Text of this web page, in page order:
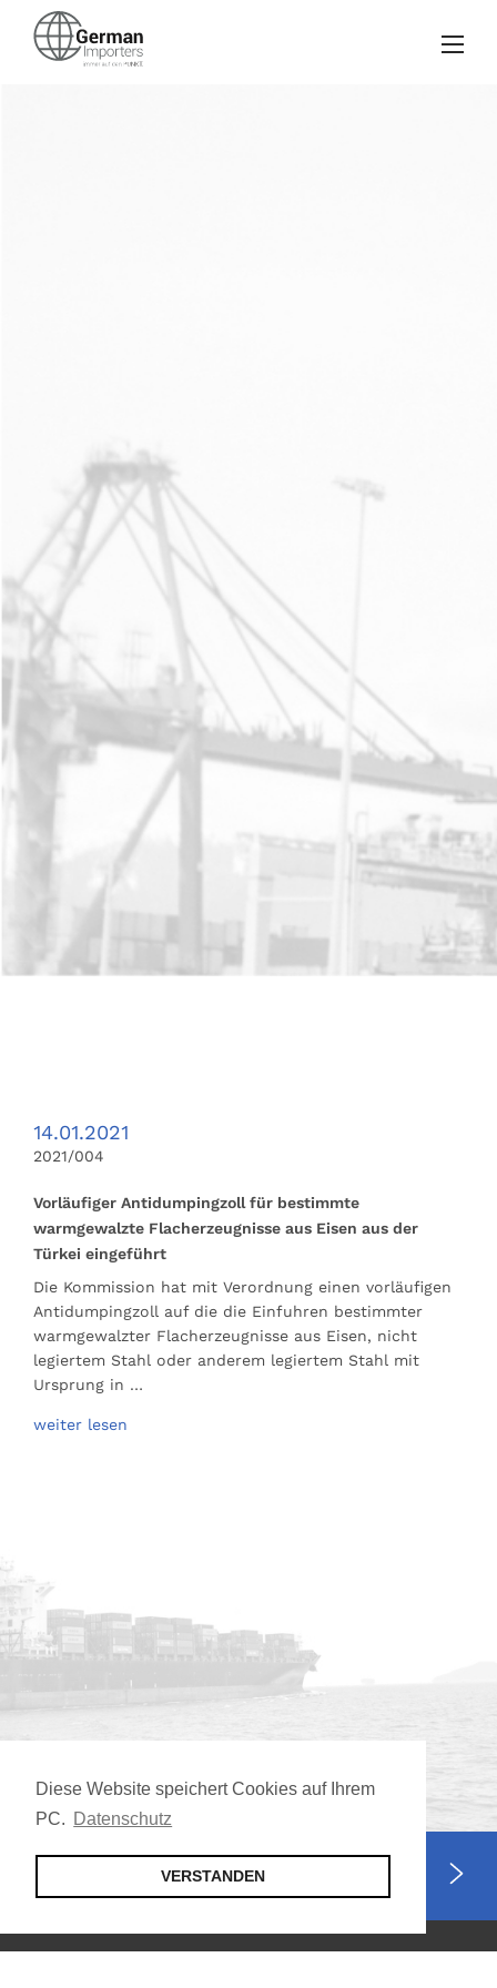
Diese Website speichert Cookies auf Ihrem
PC. Datenschutz
VERSTANDEN
14.01.2021
2021/004
Vorläufiger Antidumpingzoll für bestimmte
warmgewalzte Flacherzeugnisse aus Eisen aus der
Türkei eingeführt
Die Kommission hat mit Verordnung einen vorläufigen
Antidumpingzoll auf die die Einfuhren bestimmter
warmgewalzter Flacherzeugnisse aus Eisen, nicht
legiertem Stahl oder anderem legiertem Stahl mit
Ursprung in …
weiter lesen
Jetzt Mitglied werden